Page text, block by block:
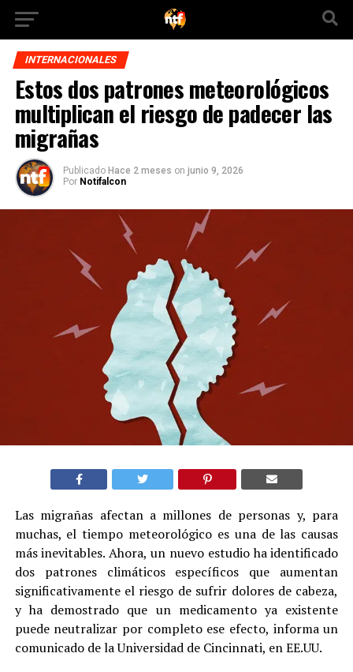
INTERNACIONALES
Estos dos patrones meteorológicos
multiplican el riesgo de padecer las
migrañas
Publicado Hace 2 meses on junio 9, 2026
Por Notifalcon
Las migrañas afectan a millones de personas y, para
muchas, el tiempo meteorológico es una de las causas
más inevitables. Ahora, un nuevo estudio ha identificado
dos patrones climáticos específicos que aumentan
significativamente el riesgo de sufrir dolores de cabeza,
y ha demostrado que un medicamento ya existente
puede neutralizar por completo ese efecto, informa un
comunicado de la Universidad de Cincinnati, en EE.UU.